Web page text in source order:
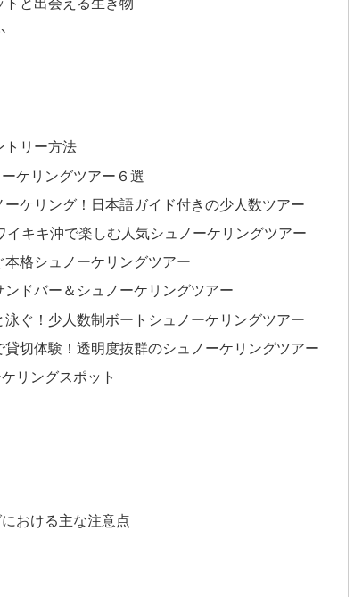
トリー方法
ケリングツアー６選
ケリング！日本語ガイド付きの少人数ツアー
イキキ沖で楽しむ人気シュノーケリングツアー
格シュノーケリングツアー
ドバー＆シュノーケリングツアー
ぐ！少人数制ボートシュノーケリングツアー
切体験！透明度抜群のシュノーケリングツアー
リングスポット
おける主な注意点